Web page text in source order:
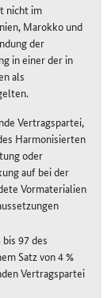
nicht im
Marokko und
der
in einer der in
als
Vertragspartei,
Harmonisierten
oder
auf bei der
Vormaterialien
97 des
Satz von 4 %
Vertragspartei